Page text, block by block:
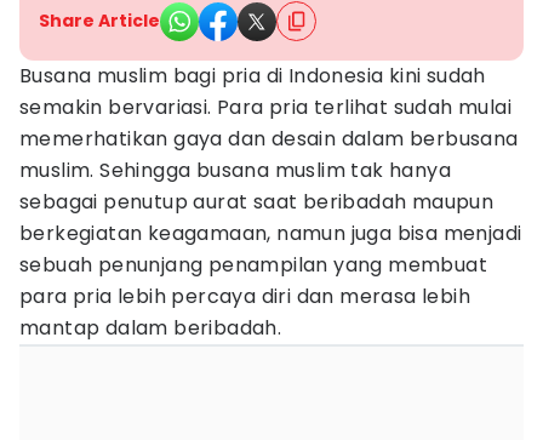
Share Article
Busana muslim bagi pria di Indonesia kini sudah
semakin bervariasi. Para pria terlihat sudah mulai
memerhatikan gaya dan desain dalam berbusana
muslim. Sehingga busana muslim tak hanya
sebagai penutup aurat saat beribadah maupun
berkegiatan keagamaan, namun juga bisa menjadi
sebuah penunjang penampilan yang membuat
para pria lebih percaya diri dan merasa lebih
mantap dalam beribadah.